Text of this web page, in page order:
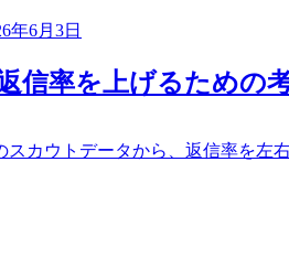
年6月3日
信率を上げるための
スカウトデータから、返信率を